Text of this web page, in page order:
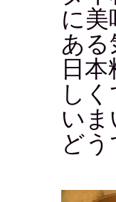
に美
ある
日
しく
い
どう